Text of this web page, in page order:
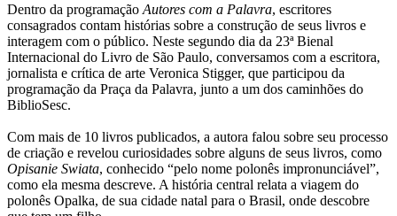
Dentro da programação Autores com a Palavra, escritores
consagrados contam histórias sobre a construção de seus livros e
interagem com o público. Neste segundo dia da 23ª Bienal
Internacional do Livro de São Paulo, conversamos com a escritora,
jornalista e crítica de arte Veronica Stigger, que participou da
programação da Praça da Palavra, junto a um dos caminhões do
BiblioSesc.
Com mais de 10 livros publicados, a autora falou sobre seu processo
de criação e revelou curiosidades sobre alguns de seus livros, como
Opisanie Swiata, conhecido “pelo nome polonês impronunciável”,
como ela mesma descreve. A história central relata a viagem do
polonês Opalka, de sua cidade natal para o Brasil, onde descobre